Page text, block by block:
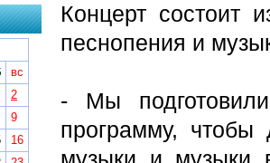
Концерт состоит
песнопения и
- Мы
программу, чтобы
вс
2
9
16